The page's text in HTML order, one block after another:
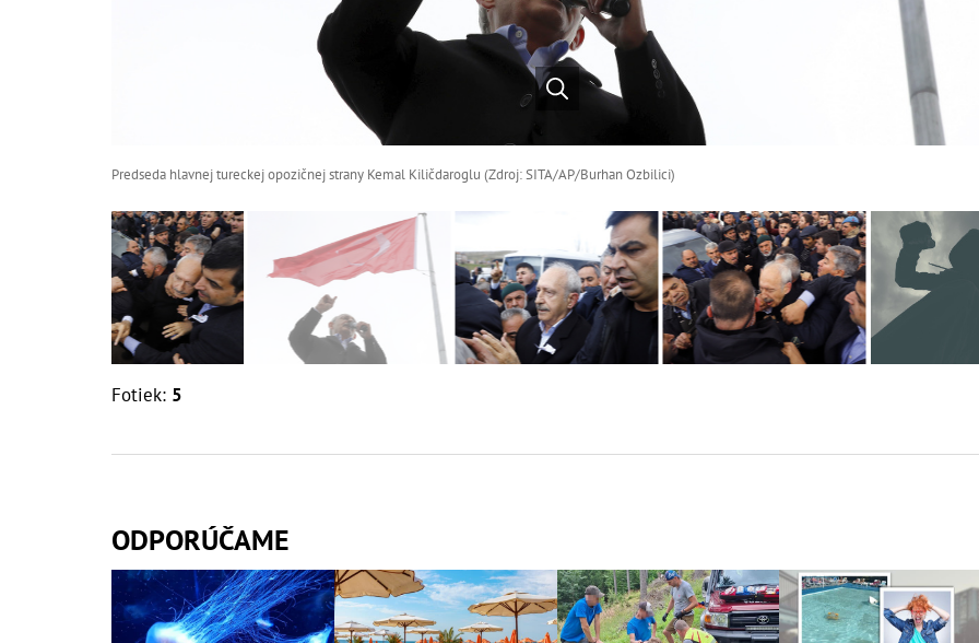
Predseda hlavnej tureckej opozičnej strany Kemal Kiličdaroglu (Zdroj: SITA/AP/Burhan Ozbilici)
Fotiek: 5
ODPORÚČAME